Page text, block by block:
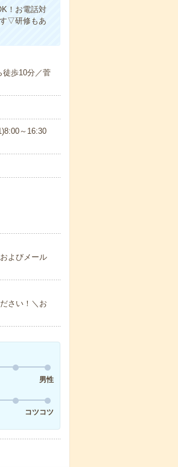
！お電話対
▽研修もあ
徒歩10分／菅
～16:30
よびメール
さい！＼お
男性
コツコツ